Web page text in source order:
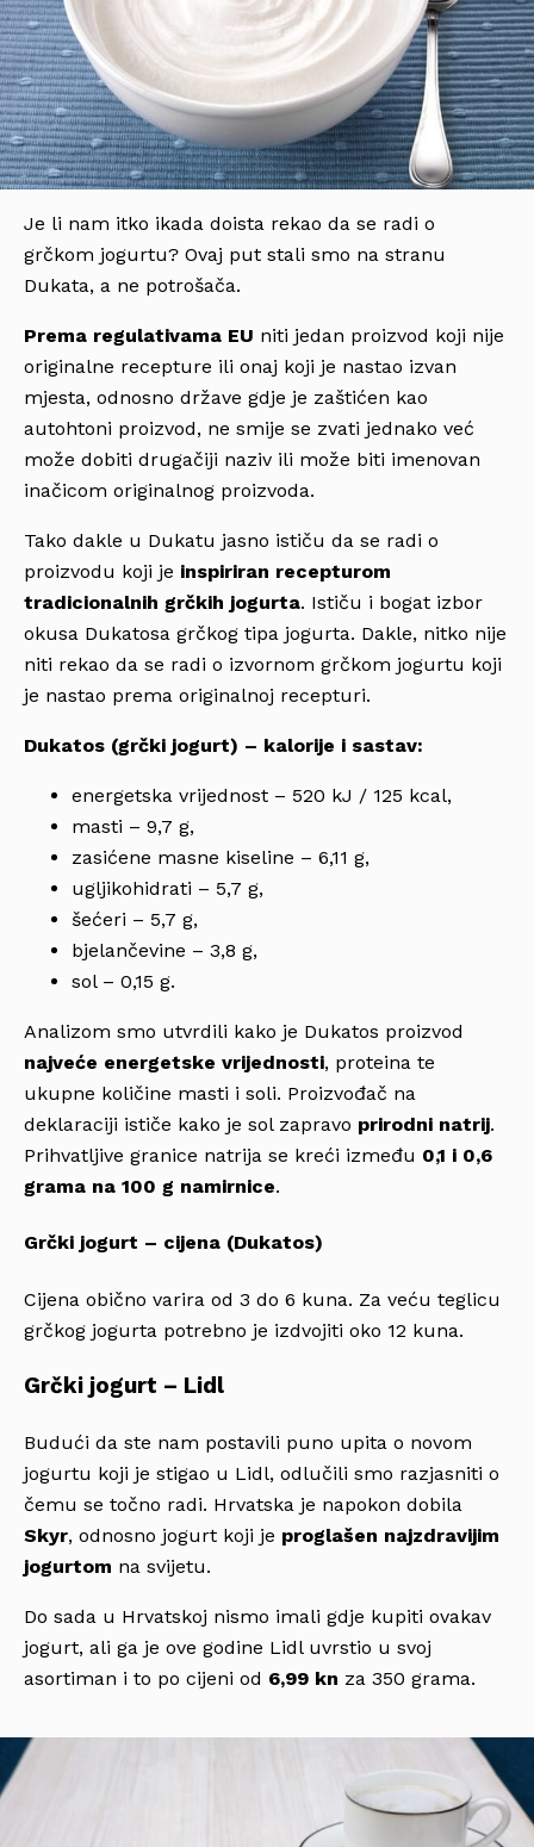
Je li nam itko ikada doista rekao da se radi o
grčkom jogurtu? Ovaj put stali smo na stranu
Dukata, a ne potrošača.
Prema regulativama EU niti jedan proizvod koji nije
originalne recepture ili onaj koji je nastao izvan
mjesta, odnosno države gdje je zaštićen kao
autohtoni proizvod, ne smije se zvati jednako već
može dobiti drugačiji naziv ili može biti imenovan
inačicom originalnog proizvoda.
Tako dakle u Dukatu jasno ističu da se radi o
proizvodu koji je inspiriran recepturom
tradicionalnih grčkih jogurta. Ističu i bogat izbor
okusa Dukatosa grčkog tipa jogurta. Dakle, nitko nije
niti rekao da se radi o izvornom grčkom jogurtu koji
je nastao prema originalnoj recepturi.
Dukatos (grčki jogurt) – kalorije i sastav:
energetska vrijednost – 520 kJ / 125 kcal,
masti – 9,7 g,
zasićene masne kiseline – 6,11 g,
ugljikohidrati – 5,7 g,
šećeri – 5,7 g,
bjelančevine – 3,8 g,
sol – 0,15 g.
Analizom smo utvrdili kako je Dukatos proizvod
najveće energetske vrijednosti, proteina te
ukupne količine masti i soli. Proizvođač na
deklaraciji ističe kako je sol zapravo prirodni natrij.
Prihvatljive granice natrija se kreći između 0,1 i 0,6
grama na 100 g namirnice.
Grčki jogurt – cijena (Dukatos)
Cijena obično varira od 3 do 6 kuna. Za veću teglicu
grčkog jogurta potrebno je izdvojiti oko 12 kuna.
Grčki jogurt – Lidl
Budući da ste nam postavili puno upita o novom
jogurtu koji je stigao u Lidl, odlučili smo razjasniti o
čemu se točno radi. Hrvatska je napokon dobila
Skyr, odnosno jogurt koji je proglašen najzdravijim
jogurtom na svijetu.
Do sada u Hrvatskoj nismo imali gdje kupiti ovakav
jogurt, ali ga je ove godine Lidl uvrstio u svoj
asortiman i to po cijeni od 6,99 kn za 350 grama.